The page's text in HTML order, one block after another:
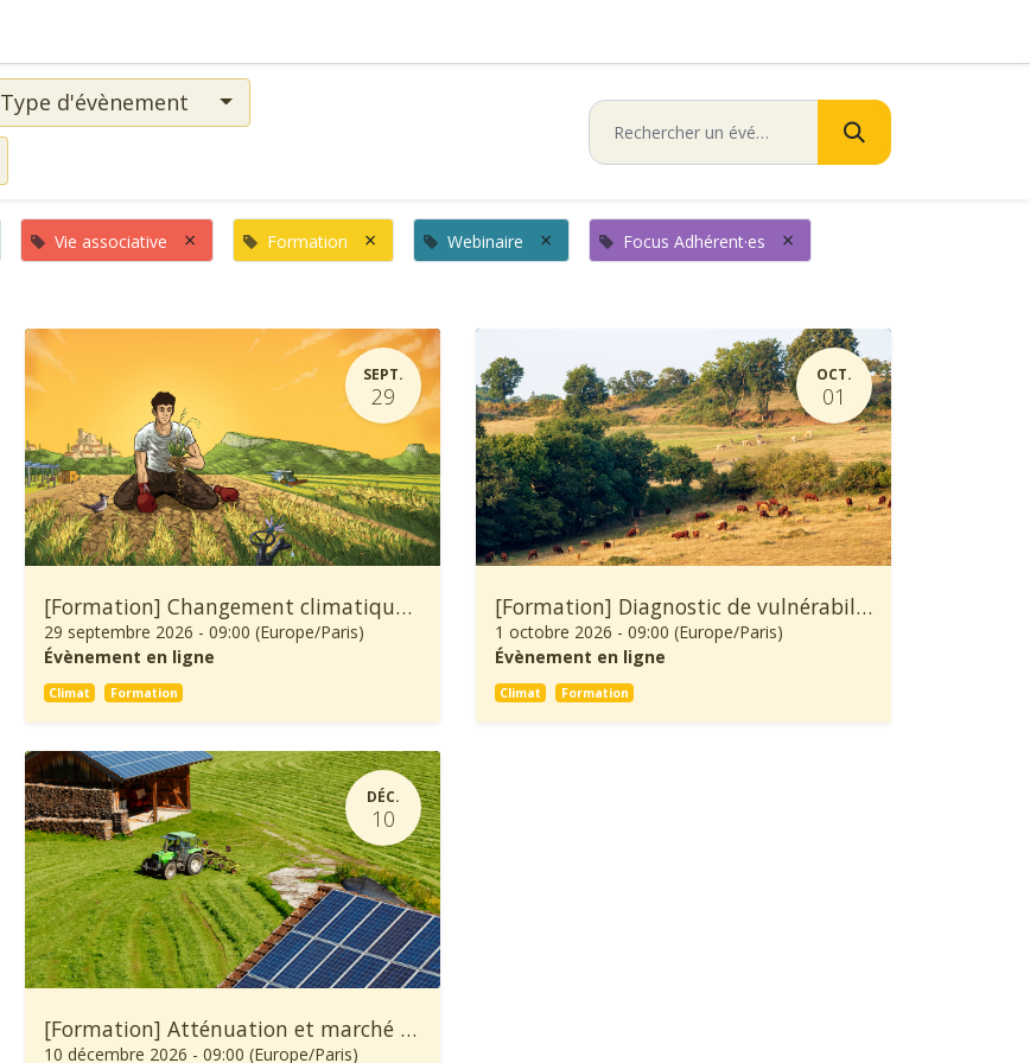
Type d'évènement
Vie associative × Formation × Webinaire × Focus Adhérent·es ×
SEPT.
29
[Formation] Changement climatique: À quoi se préparer et comment s’adapter ?
29 septembre 2026 - 09:00 (Europe/Paris)
Évènement en ligne
Climat Formation
OCT.
01
[Formation] Diagnostic de vulnérabilité au changement climatique et démarche d’adaptation d’une exploitation agricole
1 octobre 2026 - 09:00 (Europe/Paris)
Évènement en ligne
Climat Formation
DÉC.
10
[Formation] Atténuation et marché carbone en agriculture
10 décembre 2026 - 09:00 (Europe/Paris)